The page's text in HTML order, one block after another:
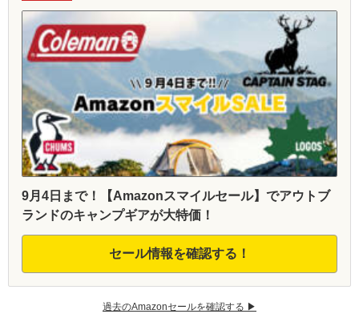
9月4日まで！【Amazonスマイルセール】でアウトブ
ランドのキャンプギアが大特価！
セール情報を確認する！
過去のAmazonセールを確認する ▶︎